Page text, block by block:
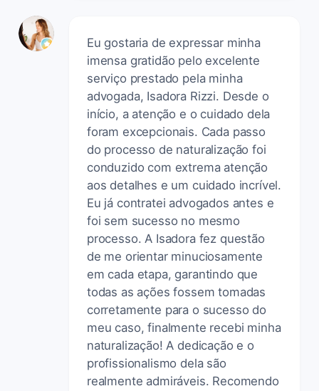
Eu gostaria de expressar minha
imensa gratidão pelo excelente
serviço prestado pela minha
advogada, Isadora Rizzi. Desde o
início, a atenção e o cuidado dela
foram excepcionais. Cada passo
do processo de naturalização foi
conduzido com extrema atenção
aos detalhes e um cuidado incrível.
Eu já contratei advogados antes e
foi sem sucesso no mesmo
processo. A Isadora fez questão
de me orientar minuciosamente
em cada etapa, garantindo que
todas as ações fossem tomadas
corretamente para o sucesso do
meu caso, finalmente recebi minha
naturalização! A dedicação e o
profissionalismo dela são
realmente admiráveis. Recomendo